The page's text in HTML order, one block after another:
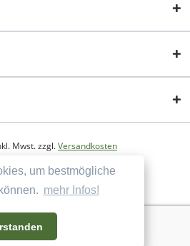
um bestmögliche
mehr Infos!
Mwst. zzgl.Versandkosten
Datenschutzerklärung
und Muster-Widerrufsformular
Kundeninformation